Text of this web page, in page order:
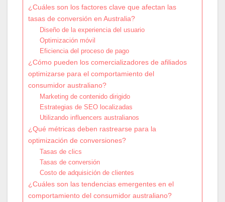
¿Cuáles son los factores clave que afectan las
tasas de conversión en Australia?
Diseño de la experiencia del usuario
Optimización móvil
Eficiencia del proceso de pago
¿Cómo pueden los comercializadores de afiliados
optimizarse para el comportamiento del
consumidor australiano?
Marketing de contenido dirigido
Estrategias de SEO localizadas
Utilizando influencers australianos
¿Qué métricas deben rastrearse para la
optimización de conversiones?
Tasas de clics
Tasas de conversión
Costo de adquisición de clientes
¿Cuáles son las tendencias emergentes en el
comportamiento del consumidor australiano?